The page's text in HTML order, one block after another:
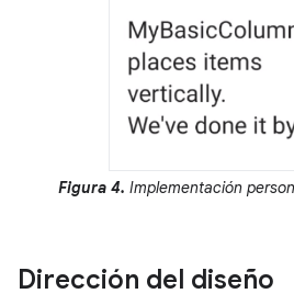
Figura 4. Implementación
Dirección del diseño